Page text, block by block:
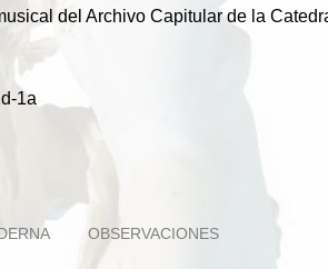
del Archivo Capitular de la
1a
OBSERVACIONES